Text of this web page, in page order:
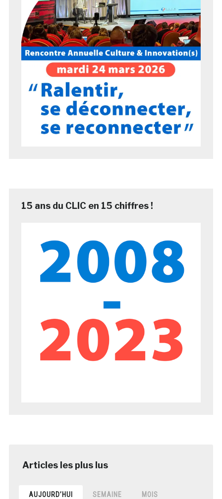
15 ans du CLIC en 15 chiffres !
AUJOURD’HUI SEMAINE MOIS